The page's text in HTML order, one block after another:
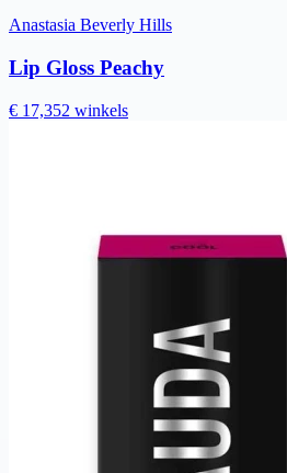
Anastasia Beverly Hills
Lip Gloss Peachy
€ 17,352 winkels